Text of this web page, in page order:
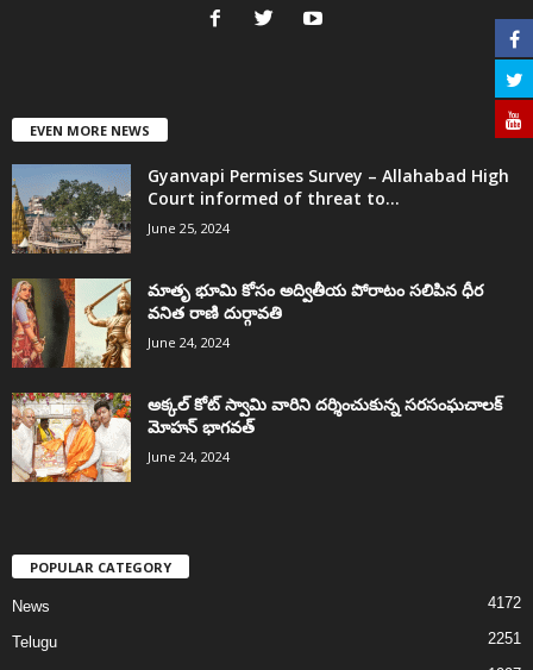
EVEN MORE NEWS
Gyanvapi Permises Survey – Allahabad High
Court informed of threat to...
June 25, 2024
మాతృ భూమి కోసం అద్వితీయ పోరాటం సలిపిన ధీర
వనిత రాణి దుర్గావతి
June 24, 2024
అక్కల్‌ కోట్‌ స్వామి వారిని దర్శించుకున్న సరసంఘచాలక్
మోహన్ భాగవత్
June 24, 2024
POPULAR CATEGORY
News 4172
Telugu 2251